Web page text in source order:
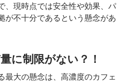
、現時点では安全性や効果、パ
が不十分であるという懸念があ
に制限がない？！
最大の懸念は、高濃度のカフェ